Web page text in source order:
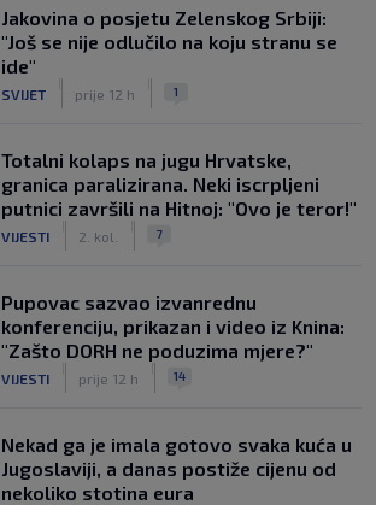
Jakovina o posjetu Zelenskog Srbiji:
"Još se nije odlučilo na koju stranu se
ide"
SVIJET prije 12 h 1
Totalni kolaps na jugu Hrvatske,
granica paralizirana. Neki iscrpljeni
putnici završili na Hitnoj: "Ovo je teror!"
VIJESTI 2. kol. 7
Pupovac sazvao izvanrednu
konferenciju, prikazan i video iz Knina:
"Zašto DORH ne poduzima mjere?"
VIJESTI prije 12 h 14
Nekad ga je imala gotovo svaka kuća u
Jugoslaviji, a danas postiže cijenu od
nekoliko stotina eura